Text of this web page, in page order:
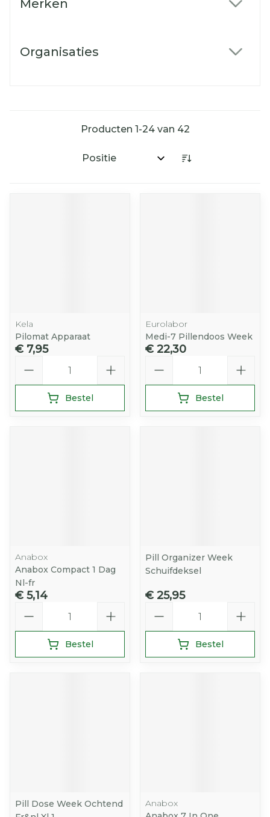
Merken
Organisaties
Producten 1-24van 42
Sorteer op:
Kela
Pilomat Apparaat
€ 7,95
Bestel
Eurolabor
Medi-7 Pillendoos Week
€ 22,30
Bestel
Anabox
Anabox Compact 1 Dag
Nl-fr
€ 5,14
Bestel
Pill Organizer Week
Schuifdeksel
€ 25,95
Bestel
Pill Dose Week Ochtend
Anabox